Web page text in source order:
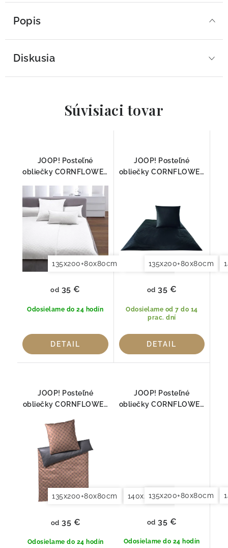
Popis
Diskusia
Súvisiaci tovar
JOOP! Posteľné
obliečky CORNFLOWER
135x200+80x80cm 140x200+70x90cm
Odosielame do 24 hodín
od 35 €
DETAIL
JOOP! Posteľné
obliečky CORNFLOWER
135x200+80x80cm
Odosielame od 7 do 14
prac. dní
od 35 €
DETAIL
JOOP! Posteľné
obliečky CORNFLOWER
07
135x200+80x80cm 140x200+70x90cm
Odosielame do 24 hodín
od 35 €
JOOP! Posteľné
obliečky CORNFLOWER
135x200+80x80cm
Odosielame do 24 hodín
od 35 €